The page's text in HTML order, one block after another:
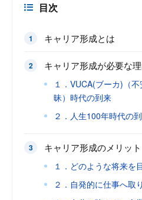
目次
キャリア形成とは
キャリア形成が必要な
１．VUCA(ブーカ)（
昧）時代の到来
２．人生100年時代の
キャリア形成のメリット
１．どのような将来を
２．自発的に仕事へ取